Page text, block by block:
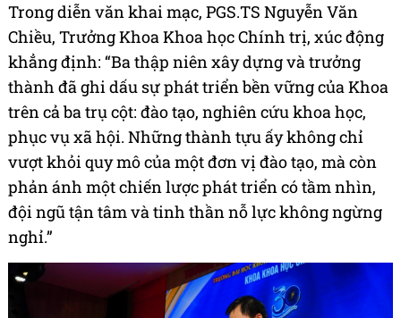
Trong diễn văn khai mạc, PGS.TS Nguyễn Văn
Chiều, Trưởng Khoa Khoa học Chính trị, xúc động
khẳng định: “Ba thập niên xây dựng và trưởng
thành đã ghi dấu sự phát triển bền vững của Khoa
trên cả ba trụ cột: đào tạo, nghiên cứu khoa học,
phục vụ xã hội. Những thành tựu ấy không chỉ
vượt khỏi quy mô của một đơn vị đào tạo, mà còn
phản ánh một chiến lược phát triển có tầm nhìn,
đội ngũ tận tâm và tinh thần nỗ lực không ngừng
nghỉ.”